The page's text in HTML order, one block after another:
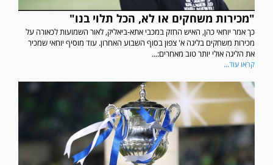
"מכירות משחקים או לא, הכל תלוי בנו"
כך אמר יוחאי כהן, האיש החזק במכבי אתא-ביאליק, לאור השמועות לכאורה על
מכירות משחקים בליגה א' צפון בסוף השבוע האחרון. עוד מוסיף יוחאי שמכיר
את הליגה אולי יותר טוב מאחרים:...
קראו עוד...